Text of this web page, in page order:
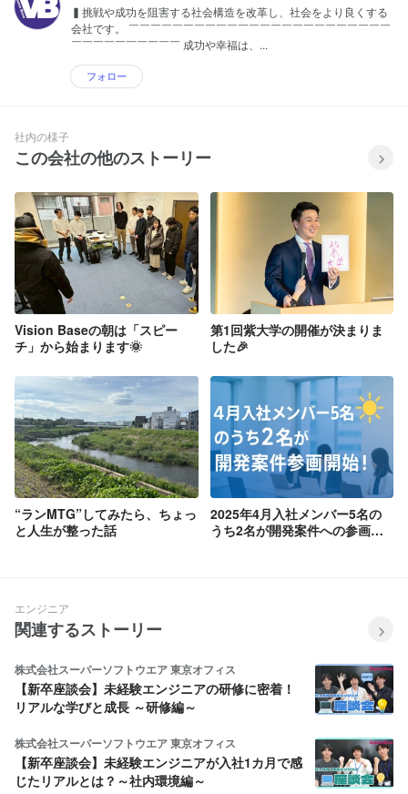
▍挑戦や成功を阻害する社会構造を改革し、社会をより良くする
会社です。 ￣￣￣￣￣￣￣￣￣￣￣￣￣￣￣￣￣￣￣￣￣￣￣￣
￣￣￣￣￣￣￣￣￣￣ 成功や幸福は、...
フォロー
社内の様子
この会社の他のストーリー
Vision Baseの朝は「スピー
チ」から始まります🌞
第1回紫大学の開催が決まりま
した🎉
“ランMTG”してみたら、ちょっ
と人生が整った話
2025年4月入社メンバー5名の
うち2名が開発案件への参画開
エンジニア
関連するストーリー
株式会社スーパーソフトウエア 東京オフィス
【新卒座談会】未経験エンジニアの研修に密着！
リアルな学びと成長 ～研修編～
株式会社スーパーソフトウエア 東京オフィス
【新卒座談会】未経験エンジニアが入社1カ月で感
じたリアルとは？～社内環境編～